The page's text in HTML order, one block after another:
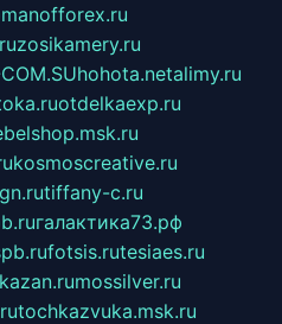
zosikamery.ru
hohota.netalimy.ru
otdelkaexp.ru
kosmoscreative.ru
tiffany-c.ru
галактика73.рф
fotsis.rutesiaes.ru
mossilver.ru
tochkazvuka.msk.ru